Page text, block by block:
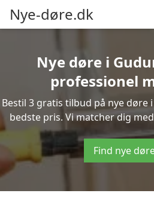
Nye-døre.dk
Nye døre i
professionel
Bestil 3 gratis tilbud på nye døre
bedste pris. Vi matcher dig
Find nye